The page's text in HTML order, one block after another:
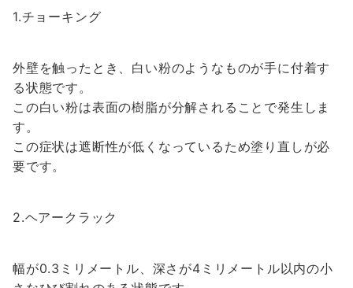
1.チョーキング
外壁を触ったとき、白い粉のようなものが手に付着す
る状態です。
この白い粉は表面の樹脂が分解されることで発生しま
す。
この症状は遮断性が低くなっているため塗り直しが必
要です。
2.ヘアークラック
幅が0.3ミリメートル、深さが4ミリメートル以内の小